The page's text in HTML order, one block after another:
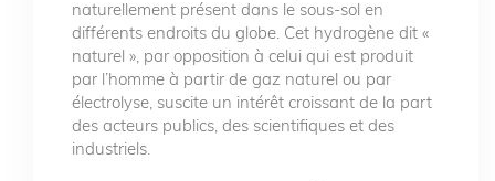
naturellement présent dans le sous-sol en
différents endroits du globe. Cet hydrogène dit «
naturel », par opposition à celui qui est produit
par l’homme à partir de gaz naturel ou par
électrolyse, suscite un intérêt croissant de la part
des acteurs publics, des scientifiques et des
industriels.